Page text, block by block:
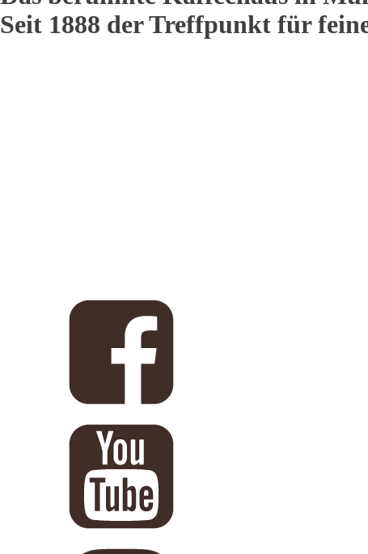
Seit 1888 der Treffpunkt für